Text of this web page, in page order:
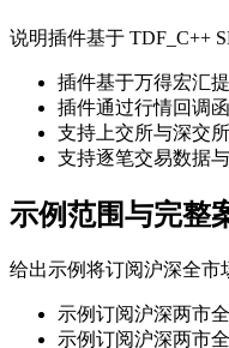
说明插件基于 TDF_C++
插件基于万得宏汇
插件通过行情回调
支持上交所与深交
支持逐笔交易数据
示例范围与完整
给出示例将订阅沪深全市
示例订阅沪深两市
示例订阅沪深两市